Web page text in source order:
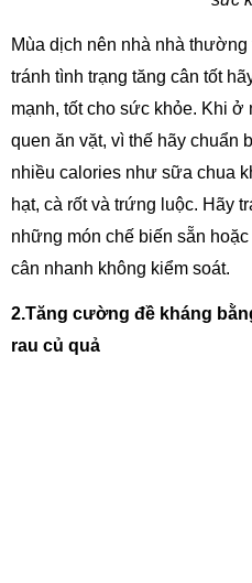
Mùa dịch nên nhà nhà
tránh tình trạng tăng cân tốt
mạnh, tốt cho sức khỏe. Khi ở
quen ăn vặt, vì thế hãy chuẩn
nhiều calories như sữa chua
hạt, cà rốt và trứng luộc. Hãy
những món chế biến sẵn
cân nhanh không kiểm soát.
2.Tăng cường đề kháng
rau củ quả